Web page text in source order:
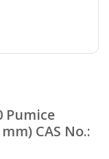
Pumice
CAS No.: